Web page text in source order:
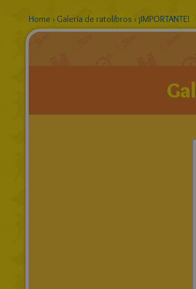
Home › Galería de ratolibros › ¡IMPORTANTE!